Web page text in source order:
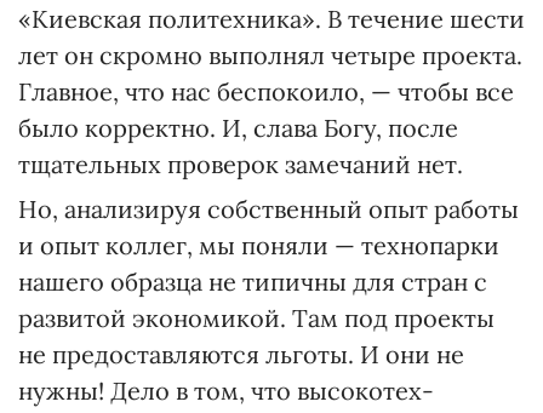
«Киевская политехника». В течение шести
лет он скромно выполнял четыре проекта.
Глав­ное, что нас беспокоило, — чтобы все
было корректно. И, слава Богу, после
тщательных проверок замечаний нет.
Но, анализируя собственный опыт работы
и опыт коллег, мы поняли — технопарки
нашего образца не типичны для стран с
развитой экономикой. Там под проекты
не предоставляются льготы. И они не
нужны! Дело в том, что высокотех­